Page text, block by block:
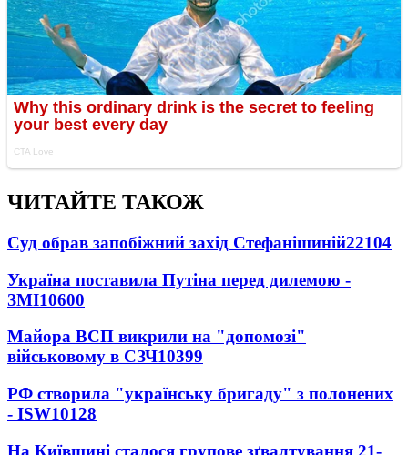
ЧИТАЙТЕ ТАКОЖ
Суд обрав запобіжний захід Стефанішиній22104
Україна поставила Путіна перед дилемою -
ЗМІ10600
Майора ВСП викрили на "допомозі"
військовому в СЗЧ10399
РФ створила "українську бригаду" з полонених
- ISW10128
На Київщині сталося групове зґвалтування 21-